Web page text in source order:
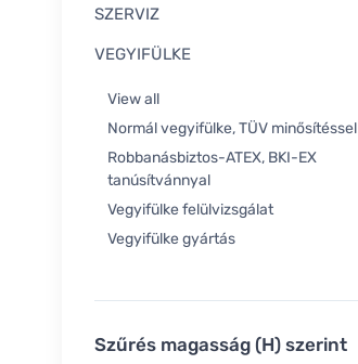
SZERVIZ
VEGYIFÜLKE
View all
Normál vegyifülke, TÜV minősítéssel
Robbanásbiztos-ATEX, BKI-EX
tanúsítvánnyal
Vegyifülke felülvizsgálat
Vegyifülke gyártás
Szűrés magasság (H) szerint